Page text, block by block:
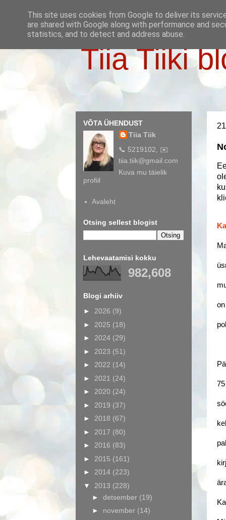
Tiia Tiiki
VÕTA ÜHENDUST
Tiia Tiik
📞 5219102, ✉️
tiia.tiik@gmail.com
Kuva mu täielik
profiil
Avaleht
Otsing sellest blogist
Lehevaatamisi kokku
982,608
Blogi arhiiv
► 2026 (9)
► 2025 (18)
► 2024 (29)
► 2023 (51)
► 2022 (14)
► 2021 (24)
► 2020 (24)
► 2019 (37)
► 2018 (67)
► 2017 (80)
► 2016 (83)
► 2015 (161)
► 2014 (223)
▼ 2013 (228)
► detsember (19)
► november (14)
This site uses cookies from Google to deliver its
are shared with Google along with performance and
statistics, and to detect and address abuse.